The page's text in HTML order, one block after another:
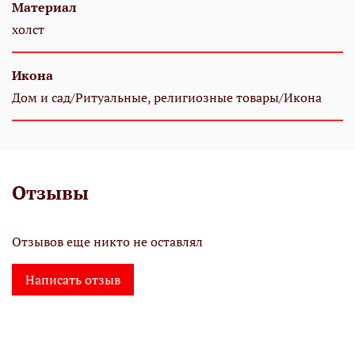
Материал
холст
Икона
Дом и сад/Ритуальные, религиозные товары/Икона
Отзывы
Отзывов еще никто не оставлял
Написать отзыв